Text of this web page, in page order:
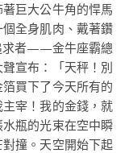
巨大公牛角的悍馬
全身肌肉、戴著鑽
求者——金牛座霸總
宣布：「天秤！別
買下了今天所有的
宰！我的金錢，就
瓶的光束在空中瞬
撞。天空開始下起